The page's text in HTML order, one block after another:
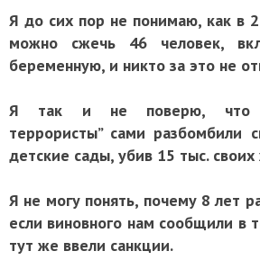
Я до сих пор не понимаю, как в
можно сжечь 46 человек,
беременную, и никто за это не
Я так и не поверю, что
террористы” сами разбомбили
детские сады, убив 15 тыс.
Я не могу понять, почему 8 лет
если виновного нам сообщили в
тут же ввели санкции.